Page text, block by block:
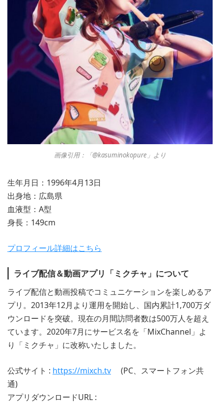
画像引用：「@kasuminokopure」より
生年月日：1996年4月13日
出身地：広島県
血液型：A型
身長：149cm
プロフィール詳細はこちら
ライブ配信＆動画アプリ「ミクチャ」について
ライブ配信と動画投稿でコミュニケーションを楽しめるア
プリ。2013年12月より運用を開始し、国内累計1,700万ダ
ウンロードを突破。現在の月間訪問者数は500万人を超え
ています。2020年7月にサービス名を「MixChannel」よ
り「ミクチャ」に改称いたしました。
公式サイト : https://mixch.tv (PC、スマートフォン共
通)
アプリダウンロードURL :